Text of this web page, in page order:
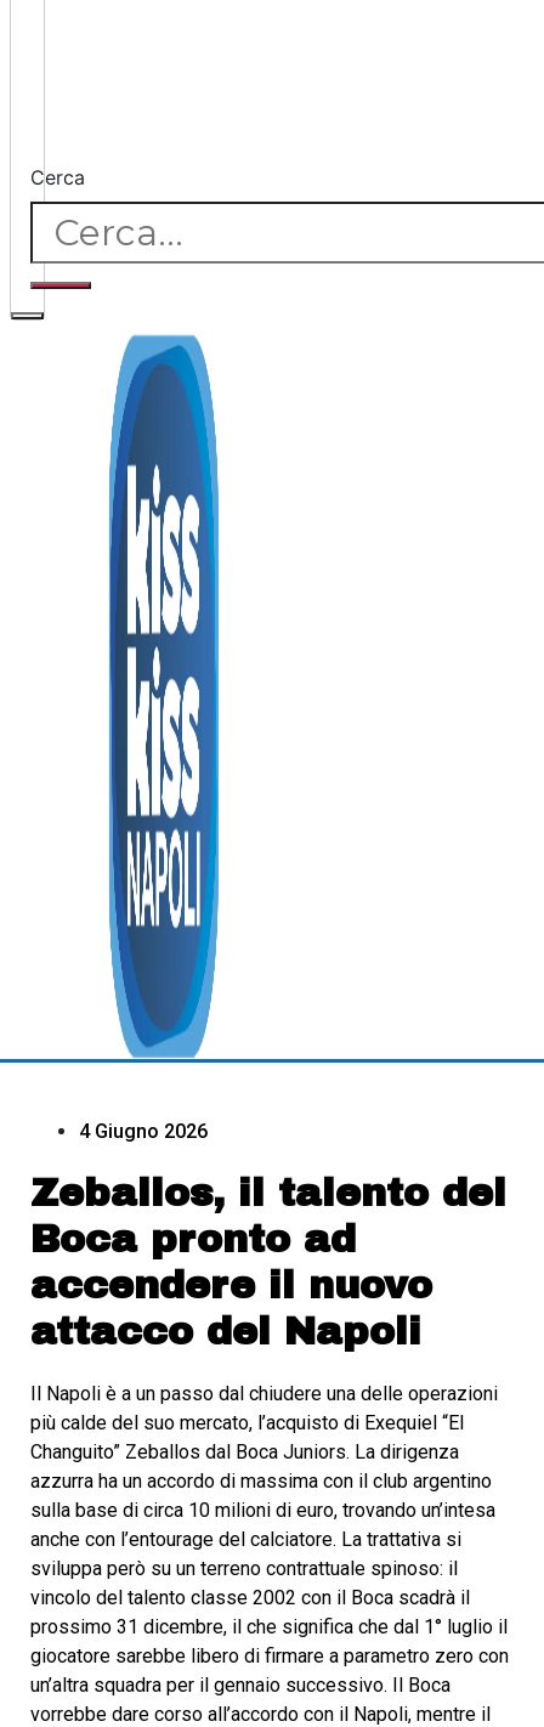
Cerca
4 Giugno 2026
Zeballos, il talento del
Boca pronto ad
accendere il nuovo
attacco del Napoli
Il Napoli è a un passo dal chiudere una delle operazioni
più calde del suo mercato, l’acquisto di Exequiel “El
Changuito” Zeballos dal Boca Juniors. La dirigenza
azzurra ha un accordo di massima con il club argentino
sulla base di circa 10 milioni di euro, trovando un’intesa
anche con l’entourage del calciatore. La trattativa si
sviluppa però su un terreno contrattuale spinoso: il
vincolo del talento classe 2002 con il Boca scadrà il
prossimo 31 dicembre, il che significa che dal 1° luglio il
giocatore sarebbe libero di firmare a parametro zero con
un’altra squadra per il gennaio successivo. Il Boca
vorrebbe dare corso all’accordo con il Napoli, mentre il